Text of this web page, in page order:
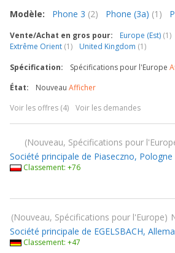
Modèle: Phone 3 (2) Phone (3a) (1)
Vente/Achat en gros pour: Europe (Est) (1)
Extrême Orient (1) United Kingdom (1)
Spécification:
Spécifications pour l'Europe
État:
Nouveau Afficher
Voir les offres (4)
Voir les demandes
Nouveau, Spécifications pour
Société principale de Piaseczno, Pologne
Classement: +76
Nouveau, Spécifications pour l'Europe
Société principale de EGELSBACH,
Classement: +47